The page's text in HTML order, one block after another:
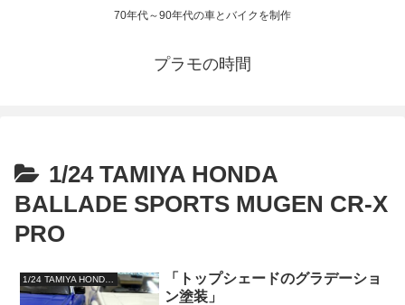
70年代～90年代の車とバイクを制作
プラモの時間
1/24 TAMIYA HONDA
BALLADE SPORTS MUGEN CR-X
PRO
「トップシェードのグラデーショ
ン塗装」